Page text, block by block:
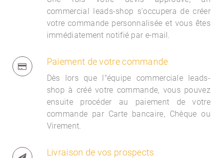
commercial leads-shop s'occupera de créer
votre commande personnalisée et vous êtes
immédiatement notifié par e-mail.
Paiement de votre commande
Dès lors que l"équipe commerciale leads-
shop à créé votre commande, vous pouvez
ensuite procéder au paiement de votre
commande par Carte bancaire, Chèque ou
Virement.
Livraison de vos prospects